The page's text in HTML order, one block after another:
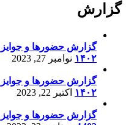
گزارش
گزارش حضورها و جوایز
۱۴۰۲ نوامبر 27, 2023
گزارش حضورها و جوایز
۱۴۰۲ اکتبر 22, 2023
گزارش حضورها و جوایز